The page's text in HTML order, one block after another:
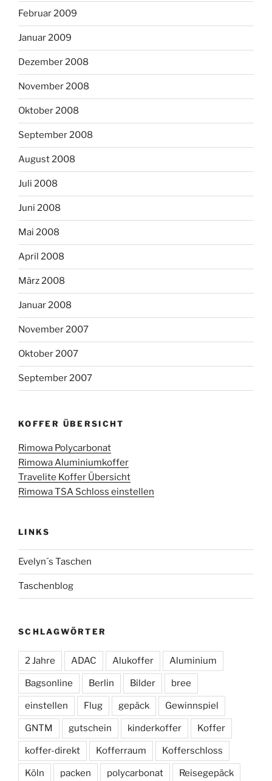
Februar 2009
Januar 2009
Dezember 2008
November 2008
Oktober 2008
September 2008
August 2008
Juli 2008
Juni 2008
Mai 2008
April 2008
März 2008
Januar 2008
November 2007
Oktober 2007
September 2007
KOFFER ÜBERSICHT
Rimowa Polycarbonat
Rimowa Aluminiumkoffer
Travelite Koffer Übersicht
Rimowa TSA Schloss einstellen
LINKS
Evelyn´s Taschen
Taschenblog
SCHLAGWÖRTER
2 Jahre ADAC Alukoffer Aluminium
Bagsonline Berlin Bilder bree
einstellen Flug gepäck Gewinnspiel
GNTM gutschein kinderkoffer Koffer
koffer-direkt Kofferraum Kofferschloss
Köln packen polycarbonat Reisegepäck